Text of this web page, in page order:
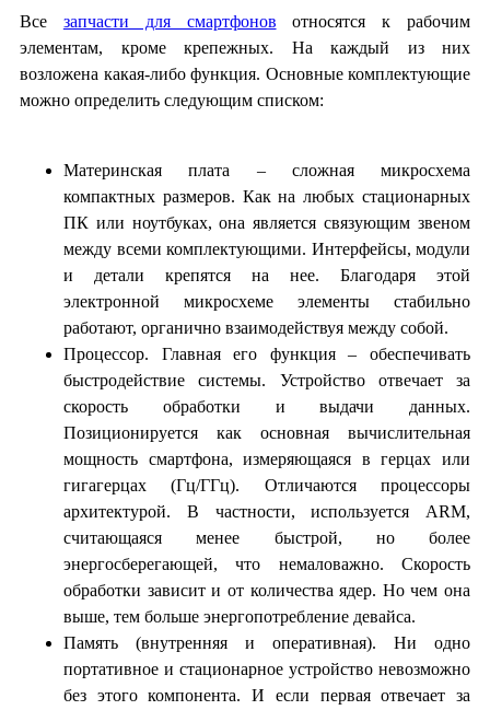
Все запчасти для смартфонов относятся к рабочим
элементам, кроме крепежных. На каждый из них
возложена какая-либо функция. Основные комплектующие
можно определить следующим списком:
Материнская плата – сложная микросхема
компактных размеров. Как на любых стационарных
ПК или ноутбуках, она является связующим звеном
между всеми комплектующими. Интерфейсы, модули
и детали крепятся на нее. Благодаря этой
электронной микросхеме элементы стабильно
работают, органично взаимодействуя между собой.
Процессор. Главная его функция – обеспечивать
быстродействие системы. Устройство отвечает за
скорость обработки и выдачи данных.
Позиционируется как основная вычислительная
мощность смартфона, измеряющаяся в герцах или
гигагерцах (Гц/ГГц). Отличаются процессоры
архитектурой. В частности, используется ARM,
считающаяся менее быстрой, но более
энергосберегающей, что немаловажно. Скорость
обработки зависит и от количества ядер. Но чем она
выше, тем больше энергопотребление девайса.
Память (внутренняя и оперативная). Ни одно
портативное и стационарное устройство невозможно
без этого компонента. И если первая отвечает за